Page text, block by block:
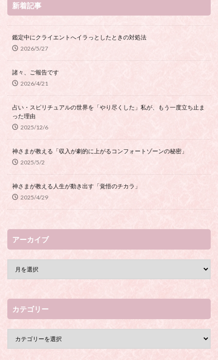
新着記事
鑑定中にクライエントへイラっとしたときの対処法
2026/5/27
諸々、ご報告です
2026/4/21
占い・スピリチュアルの世界を「やり尽くした」私が、もう一度立ち止ま
った理由
2025/12/6
神さまが教える「収入が劇的に上がるコンフォートゾーンの秘密」
2025/5/2
神さまが教える人生が動き出す「覚悟のチカラ」
2025/4/29
アーカイブ
カテゴリー